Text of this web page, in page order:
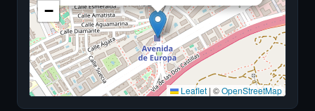
−
Leaflet | ©OpenStreetMap